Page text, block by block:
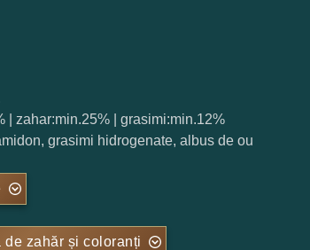
| zahar:min.25% | grasimi:min.12%
grasimi hidrogenate, albus de ou
de zahăr și coloranți